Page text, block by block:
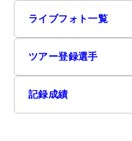
ライブフォト一覧
ツアー登録選手
記録成績